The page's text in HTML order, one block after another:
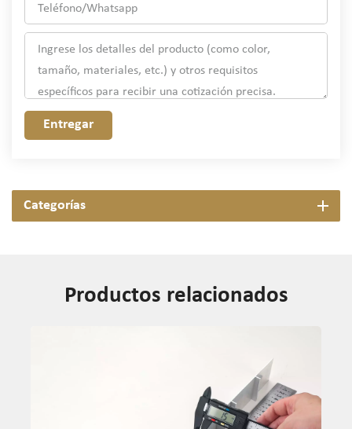
Entregar
Categorías
Productos relacionados